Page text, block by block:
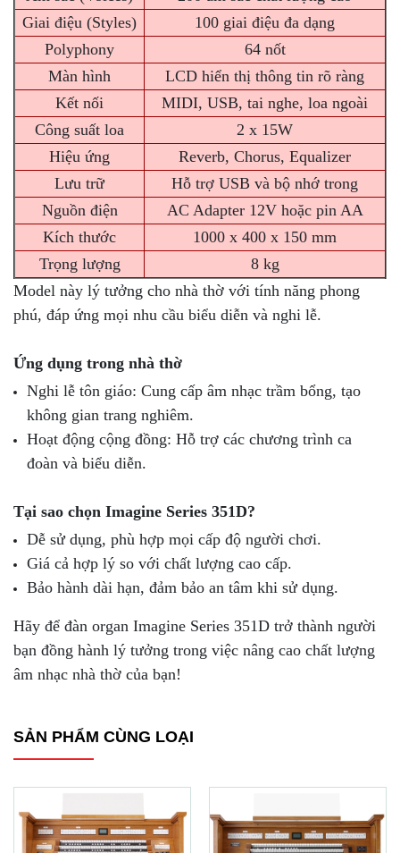
Giai điệu (Styles)
100 giai điệu đa dạng
Polyphony
64 nốt
Màn hình
LCD hiển thị thông tin rõ ràng
Kết nối
MIDI, USB, tai nghe, loa ngoài
Công suất loa
2 x 15W
Hiệu ứng
Reverb, Chorus, Equalizer
Lưu trữ
Hỗ trợ USB và bộ nhớ trong
Nguồn điện
AC Adapter 12V hoặc pin AA
Kích thước
1000 x 400 x 150 mm
Trọng lượng
8 kg
Model này lý tưởng cho nhà thờ với tính năng phong
phú, đáp ứng mọi nhu cầu biểu diễn và nghi lễ.
Ứng dụng trong nhà thờ
Nghi lễ tôn giáo: Cung cấp âm nhạc trầm bổng, tạo
không gian trang nghiêm.
Hoạt động cộng đồng: Hỗ trợ các chương trình ca
đoàn và biểu diễn.
Tại sao chọn Imagine Series 351D?
Dễ sử dụng, phù hợp mọi cấp độ người chơi.
Giá cả hợp lý so với chất lượng cao cấp.
Bảo hành dài hạn, đảm bảo an tâm khi sử dụng.
Hãy để đàn organ Imagine Series 351D trở thành người
bạn đồng hành lý tưởng trong việc nâng cao chất lượng
âm nhạc nhà thờ của bạn!
SẢN PHẨM CÙNG LOẠI